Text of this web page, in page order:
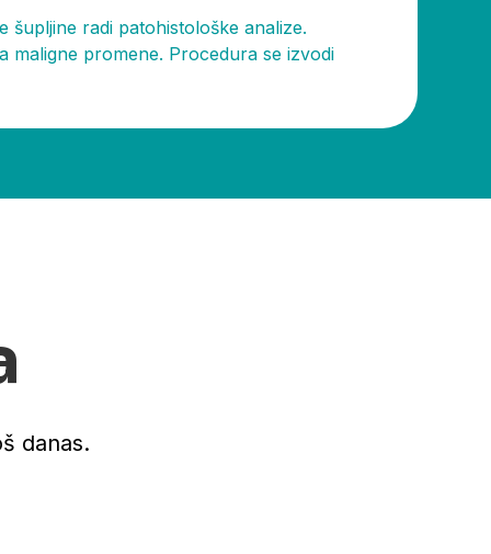
radi patohistološke analize.
maligne promene. Procedura se izvodi
danas.